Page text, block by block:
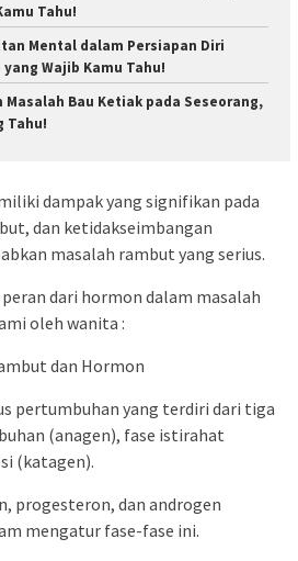
Tahu!
Mental dalam Persiapan Diri
Wajib Kamu Tahu!
Masalah Bau Ketiak pada Seseorang,
Tahu!
dampak yang signifikan pada
dan ketidakseimbangan
masalah rambut yang serius.
dari hormon dalam masalah
oleh wanita :
dan Hormon
pertumbuhan yang terdiri dari tiga
(anagen), fase istirahat
(katagen).
progesteron, dan androgen
mengatur fase-fase ini.